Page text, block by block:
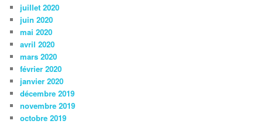
juillet 2020
juin 2020
mai 2020
avril 2020
mars 2020
février 2020
janvier 2020
décembre 2019
novembre 2019
octobre 2019